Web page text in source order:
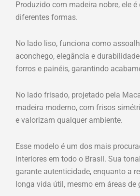
Produzido com madeira nobre, ele
diferentes formas.
No lado liso, funciona como
aconchego, elegância e
forros e painéis, garantindo
No lado frisado, projetado pela
madeira moderno, com frisos
e valorizam qualquer ambiente.
Esse modelo é um dos mais
interiores em todo o Brasil. Sua
garante autenticidade, enquanto a
longa vida útil, mesmo em áreas de